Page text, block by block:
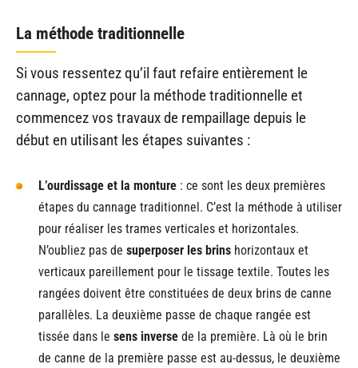
La méthode traditionnelle
Si vous ressentez qu’il faut refaire entièrement le
cannage, optez pour la méthode traditionnelle et
commencez vos travaux de rempaillage depuis le
début en utilisant les étapes suivantes :
L’ourdissage et la monture : ce sont les deux premières
étapes du cannage traditionnel. C’est la méthode à utiliser
pour réaliser les trames verticales et horizontales.
N’oubliez pas de superposer les brins horizontaux et
verticaux pareillement pour le tissage textile. Toutes les
rangées doivent être constituées de deux brins de canne
parallèles. La deuxième passe de chaque rangée est
tissée dans le sens inverse de la première. Là où le brin
de canne de la première passe est au-dessus, le deuxième